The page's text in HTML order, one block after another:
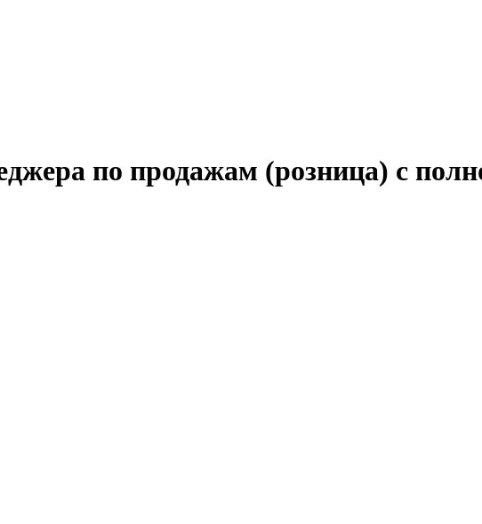
по продажам (розница) с